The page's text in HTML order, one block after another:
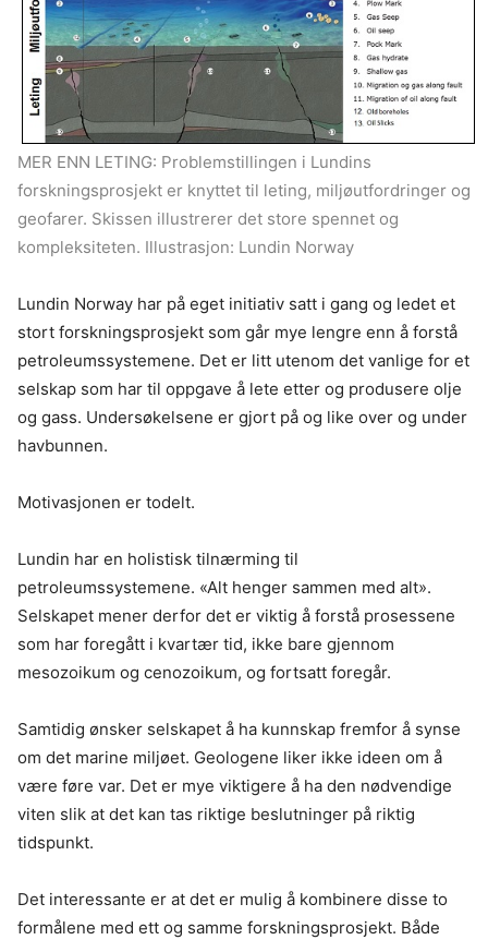
MER ENN LETING: Problemstillingen i Lundins
forskningsprosjekt er knyttet til leting, miljøutfordringer og
geofarer. Skissen illustrerer det store spennet og
kompleksiteten. Illustrasjon: Lundin Norway
Lundin Norway har på eget initiativ satt i gang og ledet et
stort forskningsprosjekt som går mye lengre enn å forstå
petroleumssystemene. Det er litt utenom det vanlige for et
selskap som har til oppgave å lete etter og produsere olje
og gass. Undersøkelsene er gjort på og like over og under
havbunnen.
Motivasjonen er todelt.
Lundin har en holistisk tilnærming til
petroleumssystemene. «Alt henger sammen med alt».
Selskapet mener derfor det er viktig å forstå prosessene
som har foregått i kvartær tid, ikke bare gjennom
mesozoikum og cenozoikum, og fortsatt foregår.
Samtidig ønsker selskapet å ha kunnskap fremfor å synse
om det marine miljøet. Geologene liker ikke ideen om å
være føre var. Det er mye viktigere å ha den nødvendige
viten slik at det kan tas riktige beslutninger på riktig
tidspunkt.
Det interessante er at det er mulig å kombinere disse to
formålene med ett og samme forskningsprosjekt. Både